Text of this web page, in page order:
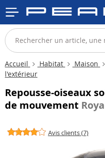
Accueil Habitat Maison
l'extérieur
Repousse-oiseaux
de mouvement
Avis clients (7)